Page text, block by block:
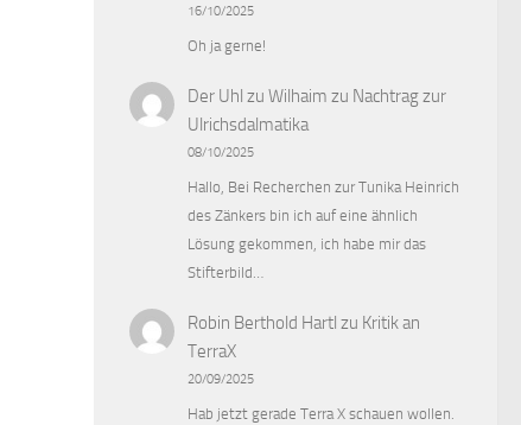
16/10/2025
Oh ja gerne!
Der Uhl zu Wilhaim zu Nachtrag zur
Ulrichsdalmatika
08/10/2025
Hallo, Bei Recherchen zur Tunika Heinrich
des Zänkers bin ich auf eine ähnlich
Lösung gekommen, ich habe mir das
Stifterbild…
Robin Berthold Hartl zu Kritik an
TerraX
20/09/2025
Hab jetzt gerade Terra X schauen wollen.